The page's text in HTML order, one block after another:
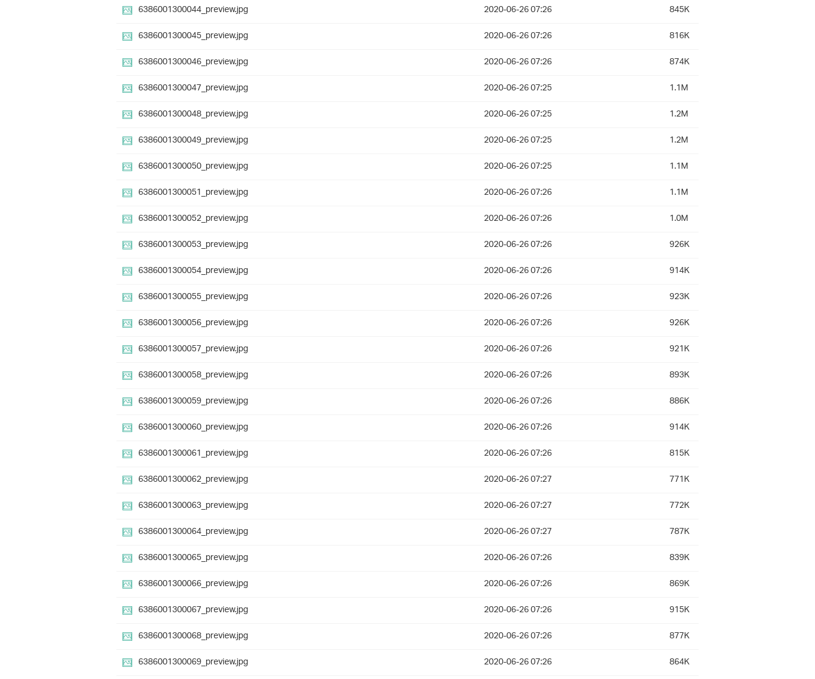
6386001300044_preview.jpg
2020-06-26 07:26
845K
6386001300045_preview.jpg
2020-06-26 07:26
816K
6386001300046_preview.jpg
2020-06-26 07:26
874K
6386001300047_preview.jpg
2020-06-26 07:25
1.1M
6386001300048_preview.jpg
2020-06-26 07:25
1.2M
6386001300049_preview.jpg
2020-06-26 07:25
1.2M
6386001300050_preview.jpg
2020-06-26 07:25
1.1M
6386001300051_preview.jpg
2020-06-26 07:26
1.1M
6386001300052_preview.jpg
2020-06-26 07:26
1.0M
6386001300053_preview.jpg
2020-06-26 07:26
926K
6386001300054_preview.jpg
2020-06-26 07:26
914K
6386001300055_preview.jpg
2020-06-26 07:26
923K
6386001300056_preview.jpg
2020-06-26 07:26
926K
6386001300057_preview.jpg
2020-06-26 07:26
921K
6386001300058_preview.jpg
2020-06-26 07:26
893K
6386001300059_preview.jpg
2020-06-26 07:26
886K
6386001300060_preview.jpg
2020-06-26 07:26
914K
6386001300061_preview.jpg
2020-06-26 07:26
815K
6386001300062_preview.jpg
2020-06-26 07:27
771K
6386001300063_preview.jpg
2020-06-26 07:27
772K
6386001300064_preview.jpg
2020-06-26 07:27
787K
6386001300065_preview.jpg
2020-06-26 07:26
839K
6386001300066_preview.jpg
2020-06-26 07:26
869K
6386001300067_preview.jpg
2020-06-26 07:26
915K
6386001300068_preview.jpg
2020-06-26 07:26
877K
6386001300069_preview.jpg
2020-06-26 07:26 864K